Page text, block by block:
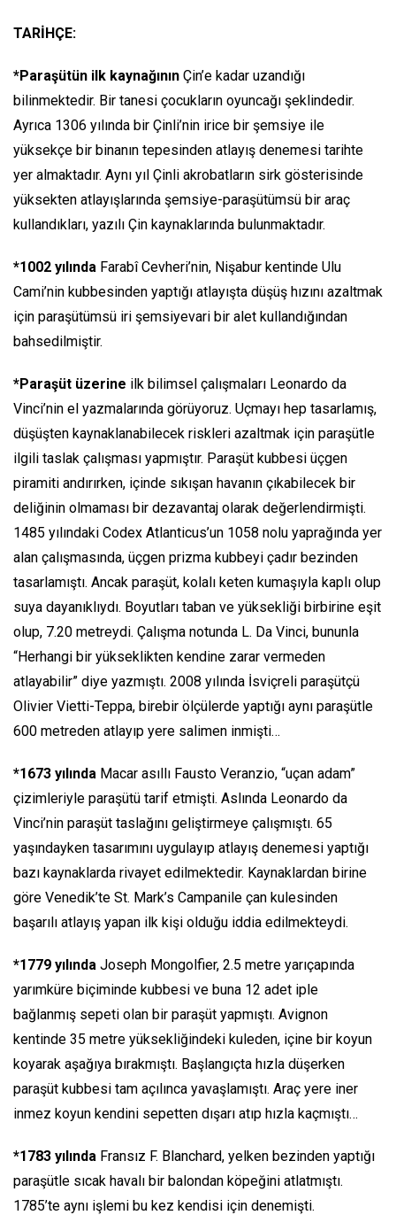
TARİHÇE:
*Paraşütün ilk kaynağının Çin’e kadar uzandığı
bilinmektedir. Bir tanesi çocukların oyuncağı şeklindedir.
Ayrıca 1306 yılında bir Çinli’nin irice bir şemsiye ile
yüksekçe bir binanın tepesinden atlayış denemesi tarihte
yer almaktadır. Aynı yıl Çinli akrobatların sirk gösterisinde
yüksekten atlayışlarında şemsiye-paraşütümsü bir araç
kullandıkları, yazılı Çin kaynaklarında bulunmaktadır.
*1002 yılında Farabî Cevheri’nin, Nişabur kentinde Ulu
Cami’nin kubbesinden yaptığı atlayışta düşüş hızını azaltmak
için paraşütümsü iri şemsiyevari bir alet kullandığından
bahsedilmiştir.
*Paraşüt üzerine ilk bilimsel çalışmaları Leonardo da
Vinci’nin el yazmalarında görüyoruz. Uçmayı hep tasarlamış,
düşüşten kaynaklanabilecek riskleri azaltmak için paraşütle
ilgili taslak çalışması yapmıştır. Paraşüt kubbesi üçgen
piramiti andırırken, içinde sıkışan havanın çıkabilecek bir
deliğinin olmaması bir dezavantaj olarak değerlendirmişti.
1485 yılındaki Codex Atlanticus’un 1058 nolu yaprağında yer
alan çalışmasında, üçgen prizma kubbeyi çadır bezinden
tasarlamıştı. Ancak paraşüt, kolalı keten kumaşıyla kaplı olup
suya dayanıklıydı. Boyutları taban ve yüksekliği birbirine eşit
olup, 7.20 metreydi. Çalışma notunda L. Da Vinci, bununla
“Herhangi bir yükseklikten kendine zarar vermeden
atlayabilir” diye yazmıştı. 2008 yılında İsviçreli paraşütçü
Olivier Vietti-Teppa, birebir ölçülerde yaptığı aynı paraşütle
600 metreden atlayıp yere salimen inmişti…
*1673 yılında Macar asıllı Fausto Veranzio, “uçan adam”
çizimleriyle paraşütü tarif etmişti. Aslında Leonardo da
Vinci’nin paraşüt taslağını geliştirmeye çalışmıştı. 65
yaşındayken tasarımını uygulayıp atlayış denemesi yaptığı
bazı kaynaklarda rivayet edilmektedir. Kaynaklardan birine
göre Venedik’te St. Mark’s Campanile çan kulesinden
başarılı atlayış yapan ilk kişi olduğu iddia edilmekteydi.
*1779 yılında Joseph Mongolfier, 2.5 metre yarıçapında
yarımküre biçiminde kubbesi ve buna 12 adet iple
bağlanmış sepeti olan bir paraşüt yapmıştı. Avignon
kentinde 35 metre yüksekliğindeki kuleden, içine bir koyun
koyarak aşağıya bırakmıştı. Başlangıçta hızla düşerken
paraşüt kubbesi tam açılınca yavaşlamıştı. Araç yere iner
inmez koyun kendini sepetten dışarı atıp hızla kaçmıştı…
*1783 yılında Fransız F. Blanchard, yelken bezinden yaptığı
paraşütle sıcak havalı bir balondan köpeğini atlatmıştı.
1785’te aynı işlemi bu kez kendisi için denemişti.